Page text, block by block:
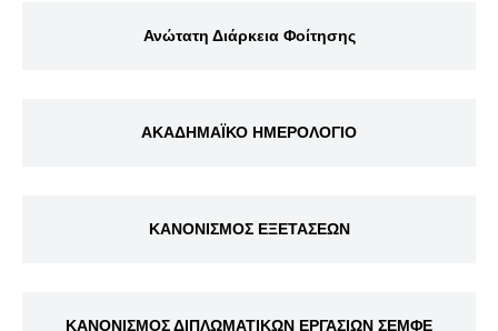
Ανώτατη Διάρκεια Φοίτησης
ΑΚΑΔΗΜΑΪΚΟ ΗΜΕΡΟΛΟΓΙΟ
ΚΑΝΟΝΙΣΜΟΣ ΕΞΕΤΑΣΕΩΝ
ΚΑΝΟΝΙΣΜΟΣ ΔΙΠΛΩΜΑΤΙΚΩΝ ΕΡΓΑΣΙΩΝ ΣΕΜΦΕ